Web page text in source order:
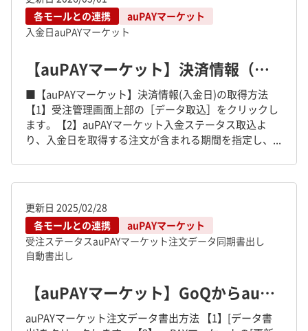
各モールとの連携
auPAYマーケット
入金日auPAYマーケット
【auPAYマーケット】決済情報（入金日）の取得方法
■【auPAYマーケット】決済情報(入金日)の取得方法
【1】受注管理画面上部の［データ取込］をクリックし
ます。【2】auPAYマーケット入金ステータス取込よ
り、入金日を取得する注文が含まれる期間を指定し、...
更新日 2025/02/28
各モールとの連携
auPAYマーケット
受注ステータスauPAYマーケット注文データ同期書出し
自動書出し
【auPAYマーケット】GoQからauPAYマーケットへの注文データ同期方法
auPAYマーケット注文データ書出方法 【1】[データ書